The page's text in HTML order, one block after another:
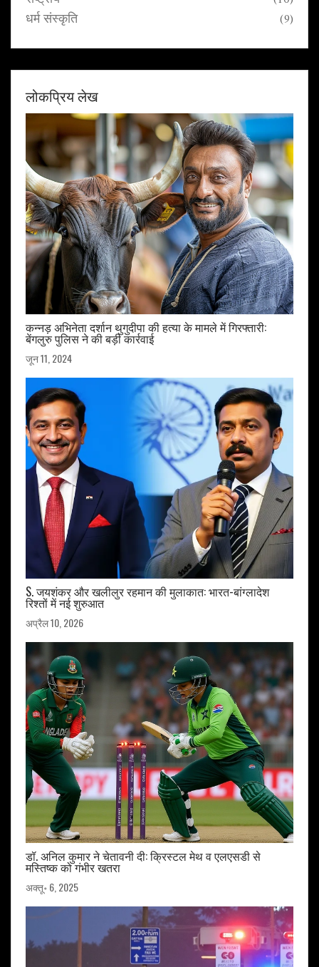
धर्म संस्कृति (9)
लोकप्रिय लेख
कन्नड़ अभिनेता दर्शान थुगुदीपा की हत्या के मामले में गिरफ्तारी:
बेंगलुरु पुलिस ने की बड़ी कार्रवाई
जून 11, 2024
S. जयशंकर और खलीलुर रहमान की मुलाकात: भारत-बांग्लादेश
रिश्तों में नई शुरुआत
अप्रैल 10, 2026
डॉ. अनिल कुमार ने चेतावनी दी: क्रिस्टल मेथ व एलएसडी से
मस्तिष्क को गंभीर खतरा
अक्तू॰ 6, 2025